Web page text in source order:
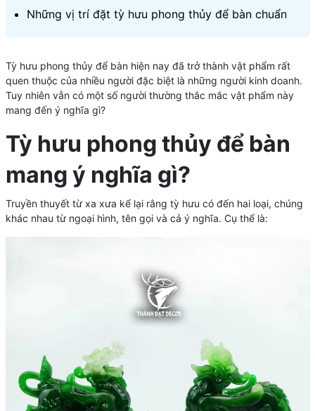
Những vị trí đặt tỳ hưu phong thủy để bàn chuẩn
Tỳ hưu phong thủy để bàn hiện nay đã trở thành vật phẩm rất
quen thuộc của nhiều người đặc biệt là những người kinh doanh.
Tuy nhiên vẫn có một số người thường thắc mắc vật phẩm này
mang đến ý nghĩa gì?
Tỳ hưu phong thủy để bàn
mang ý nghĩa gì?
Truyền thuyết từ xa xưa kể lại rằng tỳ hưu có đến hai loại, chúng
khác nhau từ ngoại hình, tên gọi và cả ý nghĩa. Cụ thể là: